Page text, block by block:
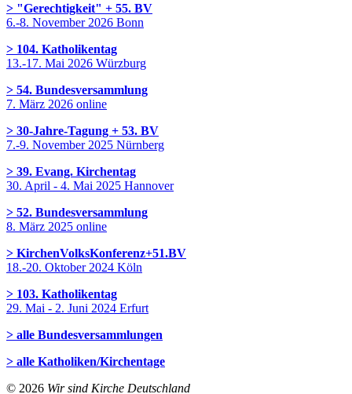
> "Gerechtigkeit" + 55. BV
6.-8. November 2026 Bonn
> 104. Katholikentag
13.-17. Mai 2026 Würzburg
> 54. Bundesversammlung
7. März 2026 online
> 30-Jahre-Tagung + 53. BV
7.-9. November 2025 Nürnberg
> 39. Evang. Kirchentag
30. April - 4. Mai 2025 Hannover
> 52. Bundesversammlung
8. März 2025 online
> KirchenVolksKonferenz+51.BV
18.-20. Oktober 2024 Köln
> 103. Katholikentag
29. Mai - 2. Juni 2024 Erfurt
> alle Bundesversammlungen
> alle Katholiken/Kirchentage
© 2026 Wir sind Kirche Deutschland